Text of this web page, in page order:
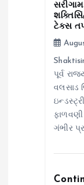
ટેક્સ
પૂર્વ
વલસાડ
ગંભીર